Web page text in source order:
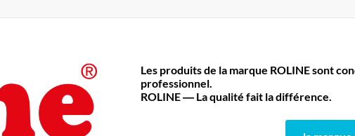
Les produits de la marque ROLINE sont
professionnel.
ROLINE ― La qualité fait la différence.